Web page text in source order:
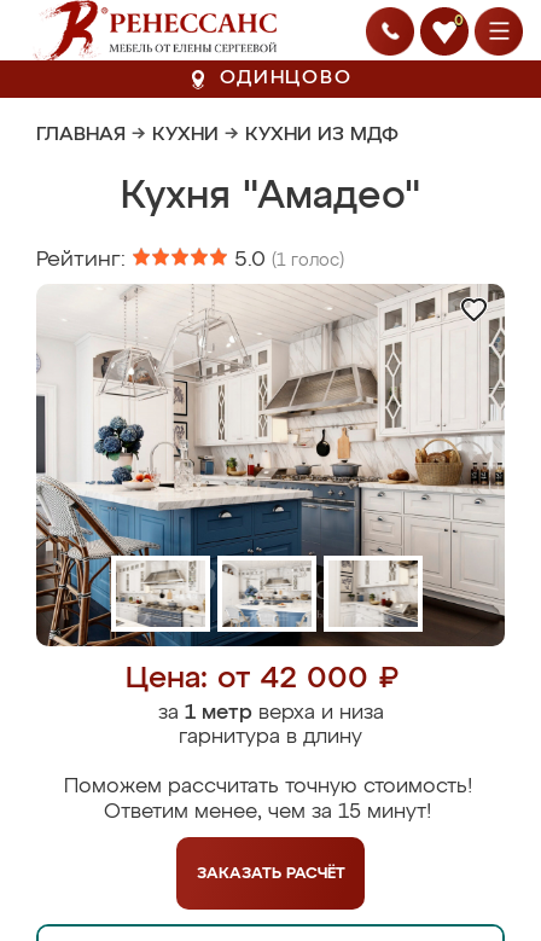
0
ОДИНЦОВО
ГЛАВНАЯ → КУХНИ → КУХНИ ИЗ МДФ
Кухня "Амадео"
Рейтинг: 5.0 (1 голос)
Цена: от 42 000 ₽
за 1 метрверха и низа
гарнитура в длину
Поможем рассчитать точную стоимость!
Ответим менее, чем за 15 минут!
ЗАКАЗАТЬ РАСЧЁТ